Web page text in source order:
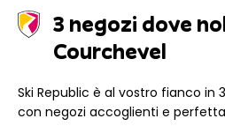
3 negozi dove
Courchevel
Ski Republic è al vostro fianco in
con negozi accoglienti e